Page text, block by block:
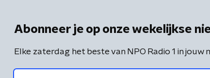
Abonneer je op onze wekelijkse
Elke zaterdag het beste van NPO Radio 1 in jouw